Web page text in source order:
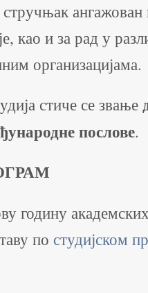
као и за рад у
организацијама.
стиче се звање
послове.
годину
по студијском